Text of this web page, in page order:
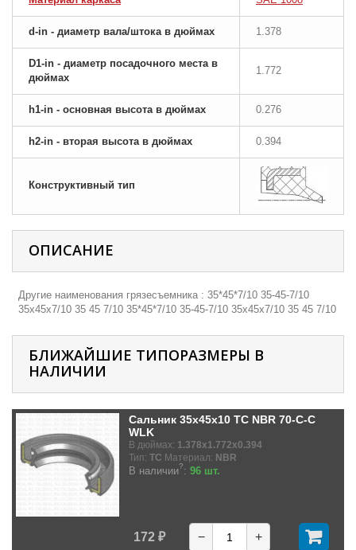
d-in - диаметр вала/штока в дюймах 1.378
D1-in - диаметр посадочного места в
дюймах
1.772
h1-in - основная высота в дюймах 0.276
h2-in - вторая высота в дюймах 0.394
Конструктивный тип
ОПИСАНИЕ
Другие наименования грязесъемника : 35*45*7/10 35-45-7/10
35х45х7/10 35 45 7/10 35*45*7/10 35-45-7/10 35х45х7/10 35 45 7/10
БЛИЖАЙШИЕ ТИПОРАЗМЕРЫ В
НАЛИЧИИ
Сальник 35x45x10 TC NBR 70-C-C
WLK
В дюймах: 1.378x1.772x0.394
Тип: TC Материал: NBR
В наличии?: 96 шт.
172 ₽ − +